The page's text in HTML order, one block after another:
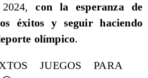
con la esperanza de
éxitos y seguir haciendo
olímpico.
JUEGOS PARA